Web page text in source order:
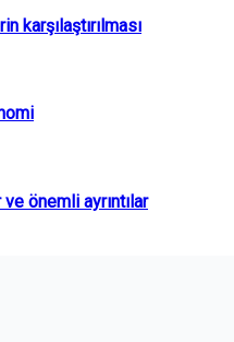
karşılaştırılması
önemli ayrıntılar